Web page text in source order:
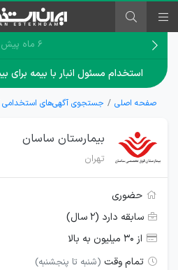
۶ ماه پیش
استخدام مسئول انبار با بیمه برای
صفحه اصلی جستجوی آگهی‌های استخدامی
بیمارستان ساسان
تهران
حضوری
سابقه دارد (۲ سال)
از ۳۰ میلیون به بالا
تمام وقت (شنبه تا پنجشنبه)